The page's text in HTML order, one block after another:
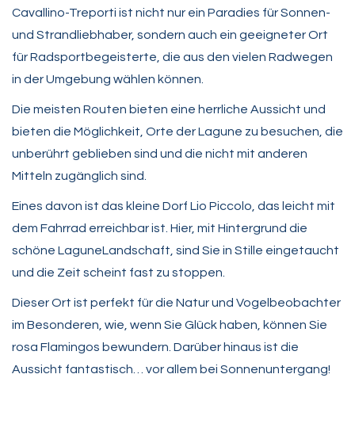
Cavallino-Treporti ist nicht nur ein Paradies für Sonnen-
und Strandliebhaber, sondern auch ein geeigneter Ort
für Radsportbegeisterte, die aus den vielen Radwegen
in der Umgebung wählen können.
Die meisten Routen bieten eine herrliche Aussicht und
bieten die Möglichkeit, Orte der Lagune zu besuchen, die
unberührt geblieben sind und die nicht mit anderen
Mitteln zugänglich sind.
Eines davon ist das kleine Dorf Lio Piccolo, das leicht mit
dem Fahrrad erreichbar ist. Hier, mit Hintergrund die
schöne LaguneLandschaft, sind Sie in Stille eingetaucht
und die Zeit scheint fast zu stoppen.
Dieser Ort ist perfekt für die Natur und Vogelbeobachter
im Besonderen, wie, wenn Sie Glück haben, können Sie
rosa Flamingos bewundern. Darüber hinaus ist die
Aussicht fantastisch… vor allem bei Sonnenuntergang!